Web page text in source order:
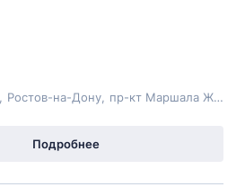
Ростов-на-Дону пр-кт Маршала Жукова
Подробнее